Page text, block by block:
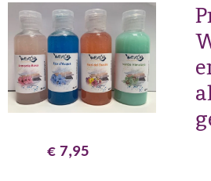
€ 7,95